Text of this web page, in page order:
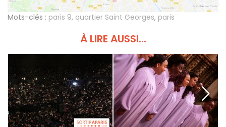
Mots-clés : paris 9, quartier Saint Georges, paris
À LIRE AUSSI...